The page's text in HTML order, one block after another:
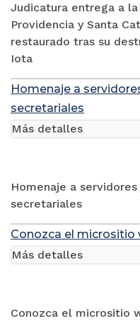
Judicatura entrega a
Providencia y Santa
restaurado tras su
Iota
Homenaje a
secretariales
Homenaje a
secretariales
Más detalles
Conozca el micrositio
Conozca el micrositio
Más detalles